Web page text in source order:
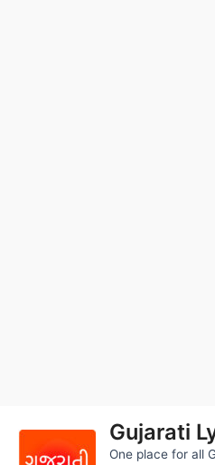
content
Gujarati
One place for all